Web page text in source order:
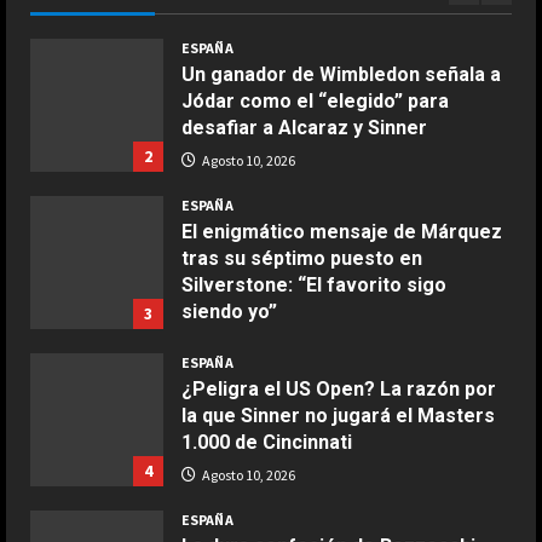
2
ESPAÑA
Un ganador de Wimbledon señala a
Jódar como el “elegido” para
desafiar a Alcaraz y Sinner
Agosto 10, 2026
3
ESPAÑA
El enigmático mensaje de Márquez
tras su séptimo puesto en
Silverstone: “El favorito sigo
siendo yo”
4
ESPAÑA
¿Peligra el US Open? La razón por
la que Sinner no jugará el Masters
1.000 de Cincinnati
Agosto 10, 2026
ESPAÑA
Ensalada de espinacas deliciosa
Maggio 28, 2026
COCINA
Boquerones fritos en freidora de
aire
Aprile 24, 2026
Buñuelos de alcachofas
Aprile 5, 2026
Ternera guisada con senderuelas